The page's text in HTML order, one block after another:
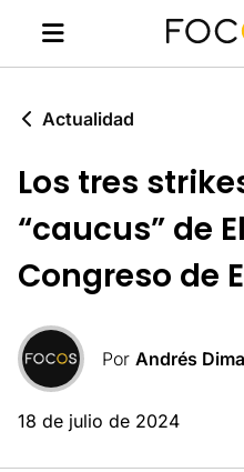
Actualidad
Los tres
“caucus” de
Congreso de
Por Andrés
18 de julio de 2024